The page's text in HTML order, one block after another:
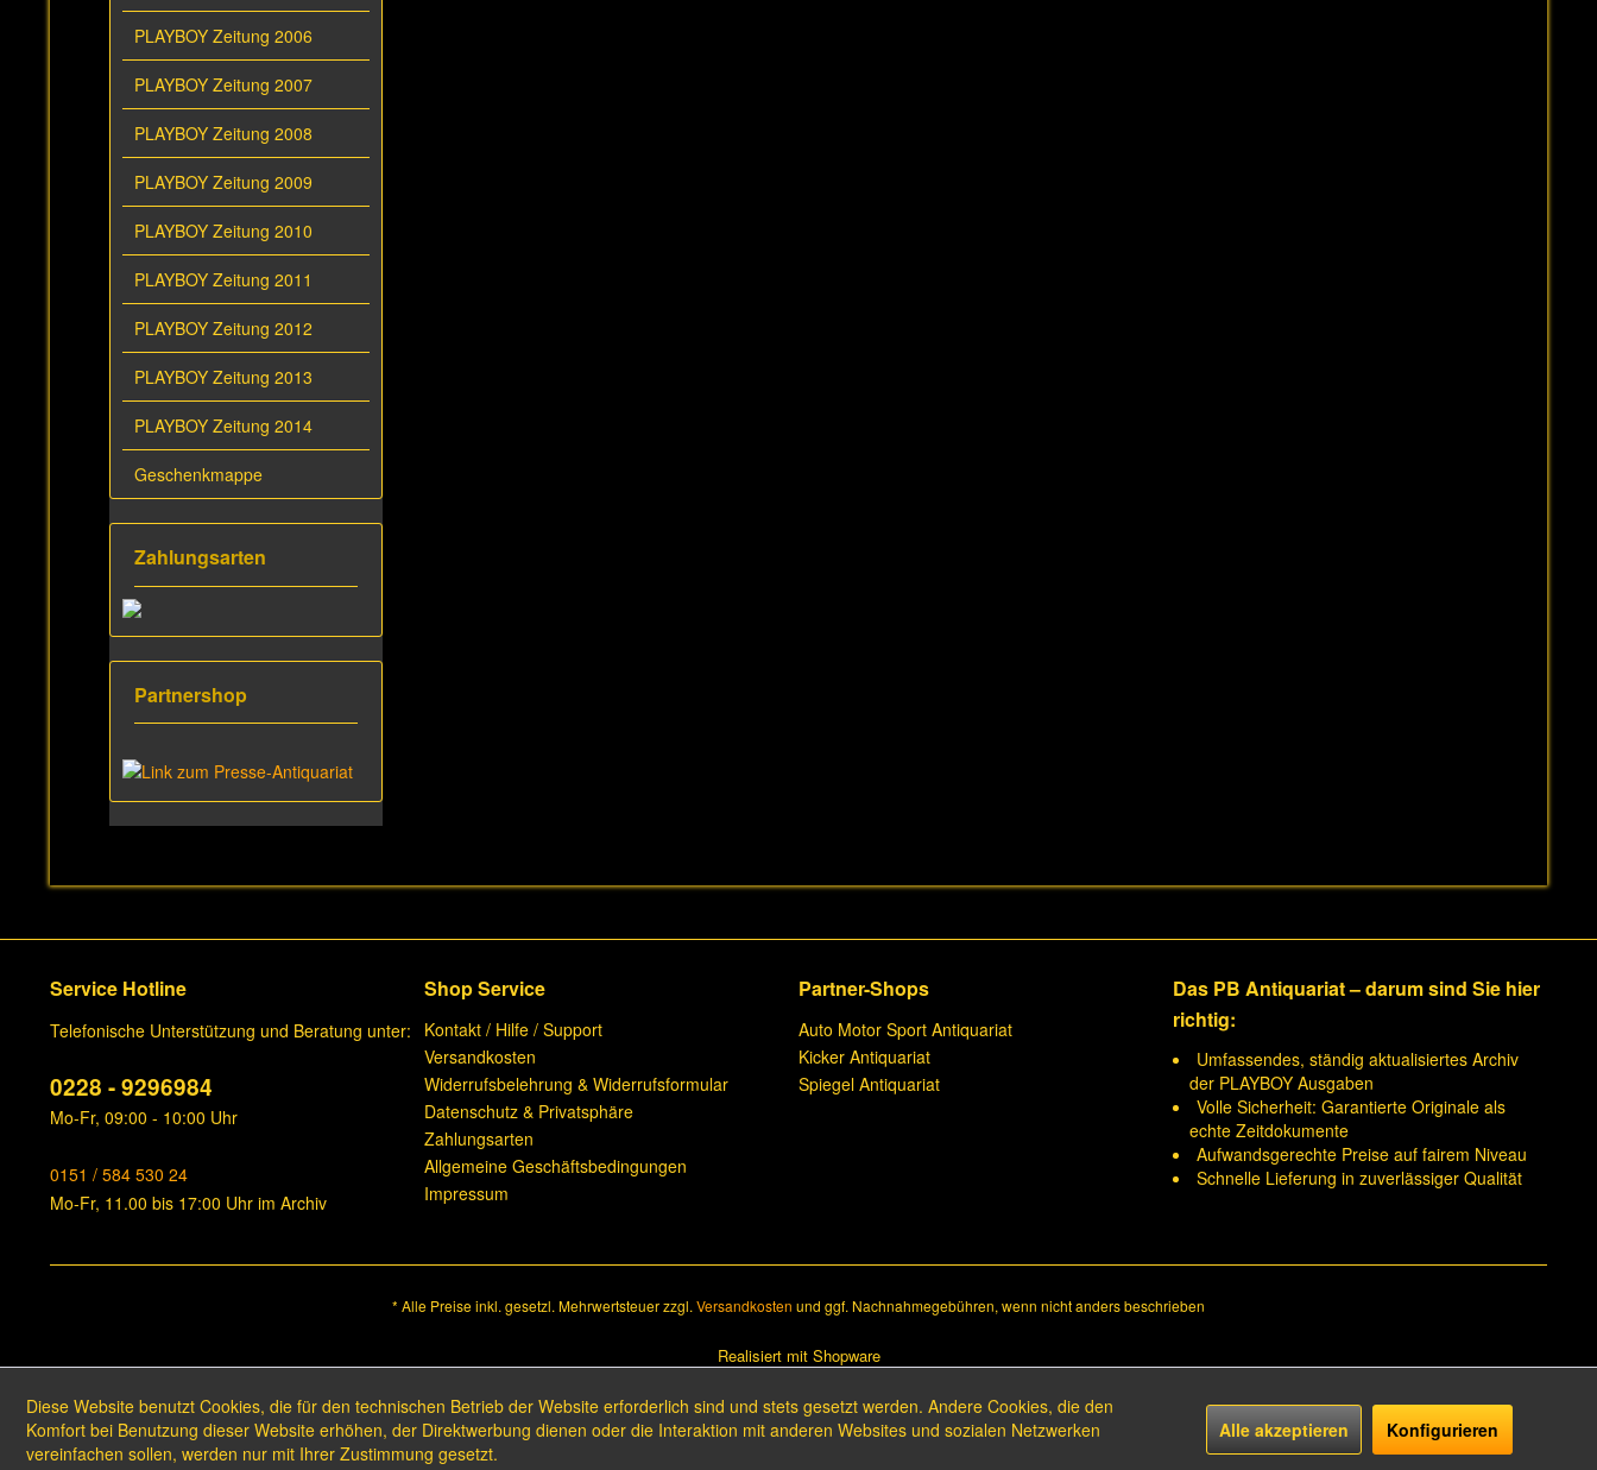
PLAYBOY Zeitung 2006
PLAYBOY Zeitung 2007
PLAYBOY Zeitung 2008
PLAYBOY Zeitung 2009
PLAYBOY Zeitung 2010
PLAYBOY Zeitung 2011
PLAYBOY Zeitung 2012
PLAYBOY Zeitung 2013
PLAYBOY Zeitung 2014
Geschenkmappe
Zahlungsarten
Partnershop
Service Hotline
Telefonische Unterstützung und Beratung unter:
0228 - 9296984
Mo-Fr, 09:00 - 10:00 Uhr
0151 / 584 530 24
Mo-Fr, 11.00 bis 17:00 Uhr im Archiv
Shop Service
Kontakt / Hilfe / Support
Versandkosten
Widerrufsbelehrung & Widerrufsformular
Datenschutz & Privatsphäre
Zahlungsarten
Allgemeine Geschäftsbedingungen
Impressum
Partner-Shops
Auto Motor Sport Antiquariat
Kicker Antiquariat
Spiegel Antiquariat
Das PB Antiquariat – darum sind Sie hier
richtig:
Umfassendes, ständig aktualisiertes Archiv
der PLAYBOY Ausgaben
Volle Sicherheit: Garantierte Originale als
echte Zeitdokumente
Aufwandsgerechte Preise auf fairem Niveau
Schnelle Lieferung in zuverlässiger Qualität
* Alle Preise inkl. gesetzl. Mehrwertsteuer zzgl. Versandkosten und ggf. Nachnahmegebühren, wenn nicht anders beschrieben
Realisiert mit Shopware
Diese Website benutzt Cookies, die für den technischen Betrieb der Website erforderlich sind und stets gesetzt werden. Andere Cookies, die den
Komfort bei Benutzung dieser Website erhöhen, der Direktwerbung dienen oder die Interaktion mit anderen Websites und sozialen Netzwerken
vereinfachen sollen, werden nur mit Ihrer Zustimmung gesetzt.
Alle akzeptieren Konfigurieren